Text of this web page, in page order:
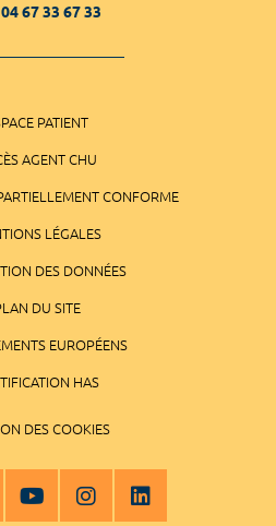
04 67 33 67 33
PATIENT
AGENT CHU
CONFORME
LÉGALES
DES DONNÉES
DU SITE
EUROPÉENS
HAS
DES COOKIES